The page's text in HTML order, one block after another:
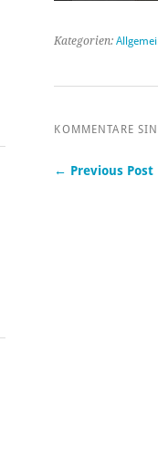
Kategorien:
KOMMENTARE
← Previous Post